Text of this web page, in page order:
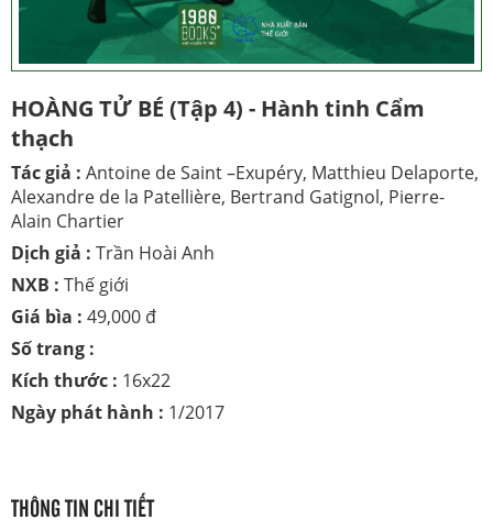
HOÀNG TỬ BÉ (Tập 4) - Hành tinh Cẩm
thạch
Tác giả : Antoine de Saint –Exupéry, Matthieu Delaporte,
Alexandre de la Patellière, Bertrand Gatignol, Pierre-
Alain Chartier
Dịch giả : Trần Hoài Anh
NXB : Thế giới
Giá bìa : 49,000 đ
Số trang :
Kích thước : 16x22
Ngày phát hành : 1/2017
THÔNG TIN CHI TIẾT